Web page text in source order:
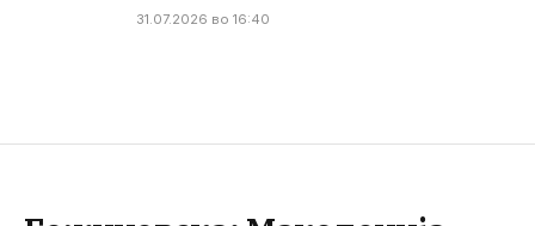
31.07.2026 во 16:40